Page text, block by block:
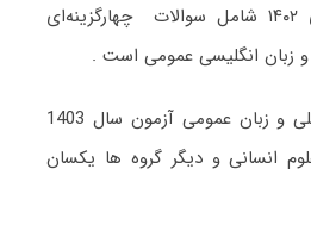
عمومی در کنکور دکتری ۱۴۰۲ شامل سوالات چهارگزینه‌ای
زبان انگلیسی عمومی است .
سوالات استعداد تحصیلی و زبان عمومی آزمون سال 1403
انسانی و دیگر گروه ها یکسان